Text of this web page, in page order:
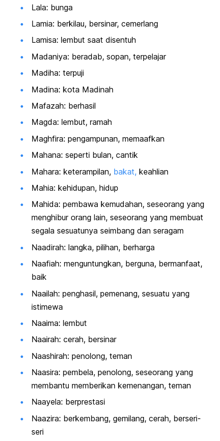
Lala: bunga
Lamia: berkilau, bersinar, cemerlang
Lamisa: lembut saat disentuh
Madaniya: beradab, sopan, terpelajar
Madiha: terpuji
Madina: kota Madinah
Mafazah: berhasil
Magda: lembut, ramah
Maghfira: pengampunan, memaafkan
Mahana: seperti bulan, cantik
Mahara: keterampilan, bakat, keahlian
Mahia: kehidupan, hidup
Mahida: pembawa kemudahan, seseorang yang
menghibur orang lain, seseorang yang membuat
segala sesuatunya seimbang dan seragam
Naadirah: langka, pilihan, berharga
Naafiah: menguntungkan, berguna, bermanfaat,
baik
Naailah: penghasil, pemenang, sesuatu yang
istimewa
Naaima: lembut
Naairah: cerah, bersinar
Naashirah: penolong, teman
Naasira: pembela, penolong, seseorang yang
membantu memberikan kemenangan, teman
Naayela: berprestasi
Naazira: berkembang, gemilang, cerah, berseri-
seri